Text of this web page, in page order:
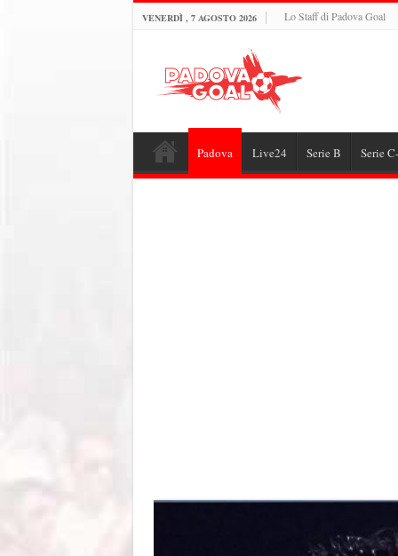
VENERDÌ , 7 AGOSTO 2026 Lo Staff di Padova Goal
Padova Live24 Serie B Serie